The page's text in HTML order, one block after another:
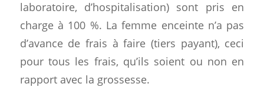
laboratoire, d’hospitalisation) sont pris en
charge à 100 %. La femme enceinte n’a pas
d’avance de frais à faire (tiers payant), ceci
pour tous les frais, qu’ils soient ou non en
rapport avec la grossesse.